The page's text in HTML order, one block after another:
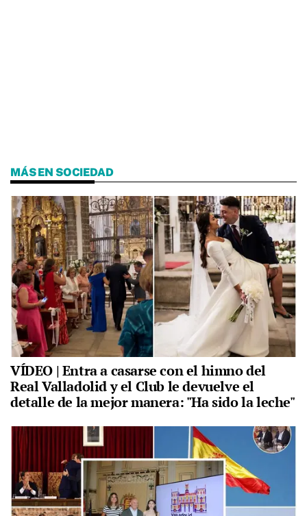
MÁS EN SOCIEDAD
VÍDEO | Entra a casarse con el himno del
Real Valladolid y el Club le devuelve el
detalle de la mejor manera: "Ha sido la leche"